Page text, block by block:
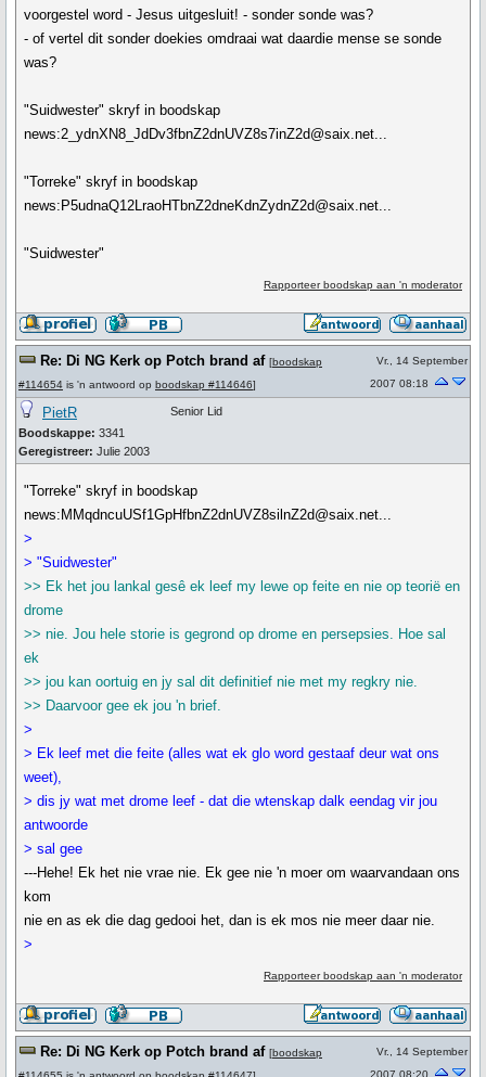
voorgestel word - Jesus uitgesluit! - sonder sonde was?
- of vertel dit sonder doekies omdraai wat daardie mense se sonde
was?
"Suidwester" skryf in boodskap
news:2_ydnXN8_JdDv3fbnZ2dnUVZ8s7inZ2d@saix.net...
"Torreke" skryf in boodskap
news:P5udnaQ12LraoHTbnZ2dneKdnZydnZ2d@saix.net...
"Suidwester"
Rapporteer boodskap aan 'n moderator
Re: Di NG Kerk op Potch brand af [boodskap
#114654 is 'n antwoord op boodskap #114646]
Vr., 14 September
2007 08:18
PietR
Boodskappe: 3341
Geregistreer: Julie 2003
Senior Lid
"Torreke" skryf in boodskap
news:MMqdncuUSf1GpHfbnZ2dnUVZ8silnZ2d@saix.net...
>
> "Suidwester"
>> Ek het jou lankal gesê ek leef my lewe op feite en nie op teorië en
drome
>> nie. Jou hele storie is gegrond op drome en persepsies. Hoe sal
ek
>> jou kan oortuig en jy sal dit definitief nie met my regkry nie.
>> Daarvoor gee ek jou 'n brief.
>
> Ek leef met die feite (alles wat ek glo word gestaaf deur wat ons
weet),
> dis jy wat met drome leef - dat die wtenskap dalk eendag vir jou
antwoorde
> sal gee
---Hehe! Ek het nie vrae nie. Ek gee nie 'n moer om waarvandaan ons
kom
nie en as ek die dag gedooi het, dan is ek mos nie meer daar nie.
>
Rapporteer boodskap aan 'n moderator
Re: Di NG Kerk op Potch brand af [boodskap
Vr., 14 September
2007 08:20